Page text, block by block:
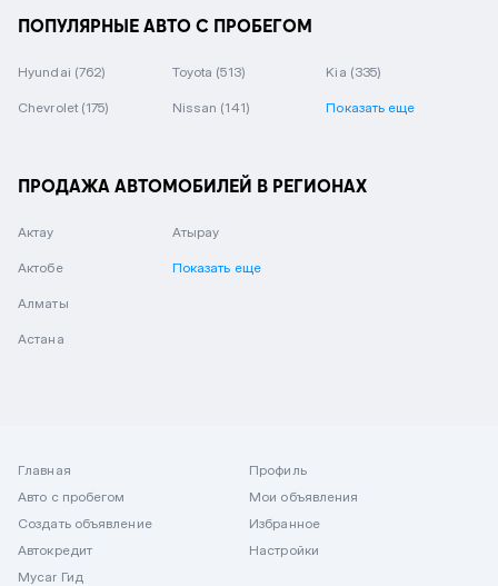
ПОПУЛЯРНЫЕ АВТО С ПРОБЕГОМ
Hyundai (762) Toyota (513) Kia (335)
Chevrolet (175) Nissan (141) Показать еще
ПРОДАЖА АВТОМОБИЛЕЙ В РЕГИОНАХ
Актау
Актобе
Алматы
Астана
Атырау
Показать еще
Главная
Авто с пробегом
Создать объявление
Автокредит
Mycar Гид
Профиль
Мои объявления
Избранное
Настройки